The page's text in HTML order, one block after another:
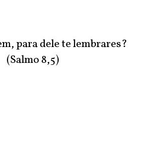
para dele te lembrares?
(Salmo 8,5)